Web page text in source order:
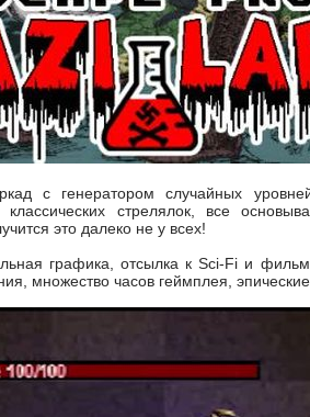
с генератором случайных
классических стрелялок, все
это далеко не у всех!
графика, отсылка к Sci-Fi и
множество часов геймплея,